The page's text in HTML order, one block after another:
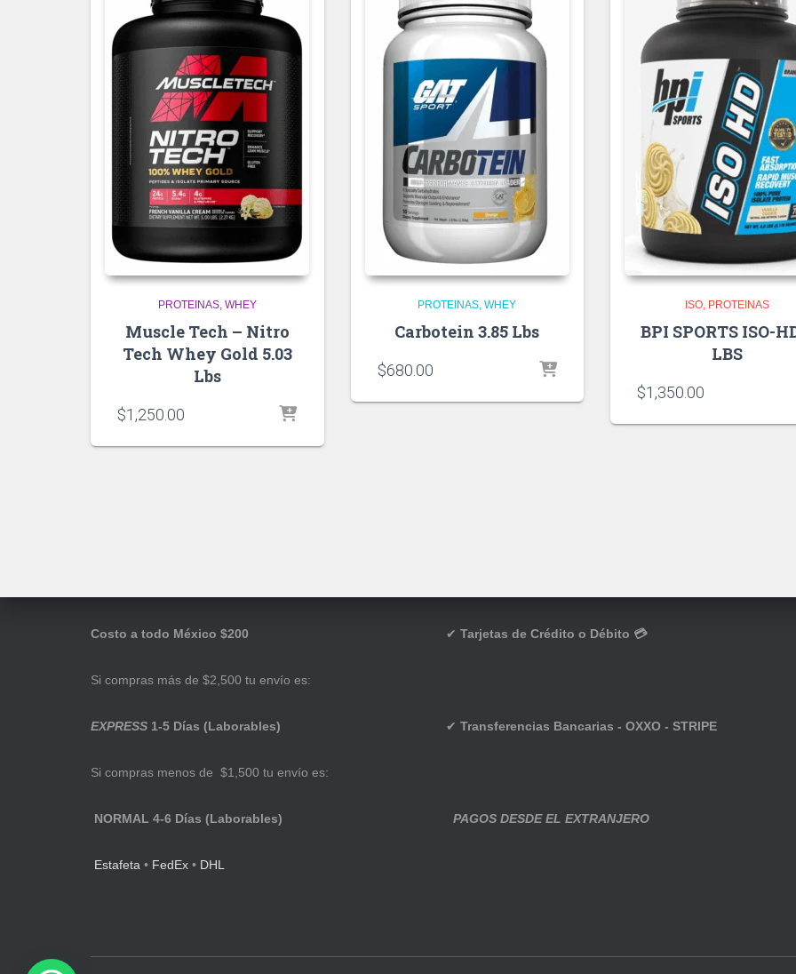
PROTEINAS WHEY
Muscle Tech – Nitro
Tech Whey Gold 5.03
Lbs
$1,250.00
PROTEINAS WHEY
Carbotein 3.85 Lbs
$680.00
ISO PROTEINAS
BPI SPORTS ISO-
LBS
$1,350.00
Costo a todo México $200
Si compras más de $2,500 tu envío es:
EXPRESS 1-5 Días (Laborables)
Si compras menos de $1,500 tu envío es:
NORMAL 4-6 Días (Laborables)
Estafeta • FedEx • DHL
✔ Tarjetas de Crédito o Débito 💳
✔ Transferencias Bancarias - OXXO - STRIPE
PAGOS DESDE EL EXTRANJERO